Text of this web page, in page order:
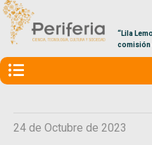
“Lila
comisión
24 de Octubre de 2023